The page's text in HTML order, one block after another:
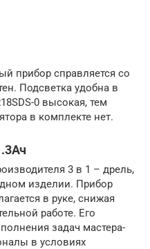
прибор справляется со
Подсветка удобна в
0 высокая, тем
в комплекте нет.
3 в 1 – дрель,
изделии. Прибор
в руке, снижая
работе. Его
задач мастера-
в условиях